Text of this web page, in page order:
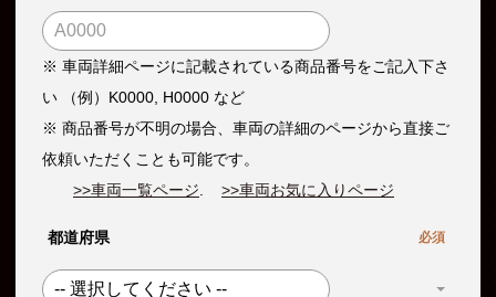
※ 車両詳細ページに記載されている商品番号をご記入下さ
い （例）K0000, H0000 など
※ 商品番号が不明の場合、車両の詳細のページから直接ご
依頼いただくことも可能です。
>>車両一覧ページ. >>車両お気に入りページ
都道府県 必須